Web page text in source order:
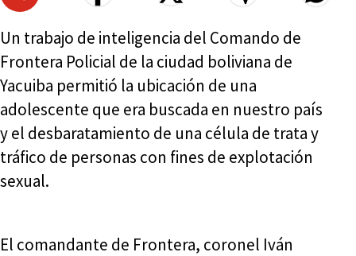
Un trabajo de inteligencia del Comando de
Frontera Policial de la ciudad boliviana de
Yacuiba permitió la ubicación de una
adolescente que era buscada en nuestro país
y el desbaratamiento de una célula de trata y
tráfico de personas con fines de explotación
sexual.
El comandante de Frontera, coronel Iván